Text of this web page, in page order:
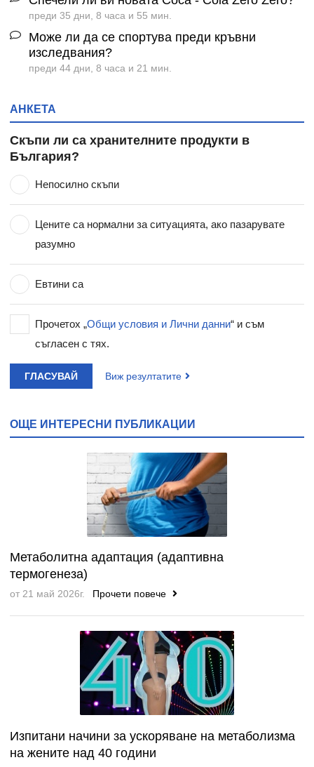
преди 35 дни, 8 часа и 55 мин.
Може ли да се спортува преди кръвни
изследвания?
преди 44 дни, 8 часа и 21 мин.
АНКЕТА
Скъпи ли са хранителните продукти в
България?
Непосилно скъпи
Цените са нормални за ситуацията, ако пазарувате
разумно
Евтини са
Прочетох „Общи условия и Лични данни“ и съм
съгласен с тях.
ГЛАСУВАЙ Виж резултатите
ОЩЕ ИНТЕРЕСНИ ПУБЛИКАЦИИ
Метаболитна адаптация (адаптивна
термогенеза)
от 21 май 2026г. Прочети повече
Изпитани начини за ускоряване на метаболизма
на жените над 40 години